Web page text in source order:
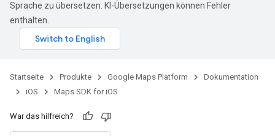
Sprache zu übersetzen. KI-Übersetzungen können Fehler
enthalten.
Startseite Produkte Google Maps Platform
Dokumentation
iOS
Maps SDK for iOS
War das hilfreich?